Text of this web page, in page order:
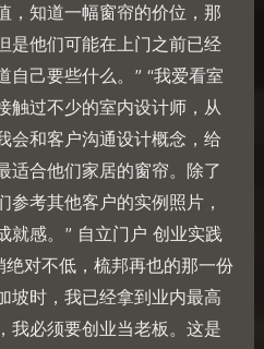
，知道一幅窗帘的价位，那
是他们可能在上门之前已经
自己要些什么。” “我爱看室
触过不少的室内设计师，从
会和客户沟通设计概念，给
适合他们家居的窗帘。除了
参考其他客户的实例照片，
就感。” 自立门户 创业实践
对不低，梳邦再也的那一份
坡时，我已经拿到业内最高
我必须要创业当老板。这是